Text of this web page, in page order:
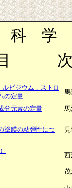
学
ビジウム，ストロ
の定量
馬
分元素の定量
馬
塗膜の粘弾性につ
西
茂